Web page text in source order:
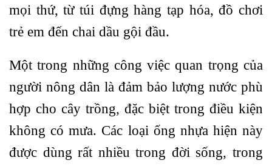
mọi thứ, từ túi đựng hàng tạp hóa, đồ chơi
trẻ em đến chai dầu gội đầu.
Một trong những công việc quan trọng của
người nông dân là đảm bảo lượng nước phù
hợp cho cây trồng, đặc biệt trong điều kiện
không có mưa. Các loại ống nhựa hiện này
được dùng rất nhiều trong đời sống, trong